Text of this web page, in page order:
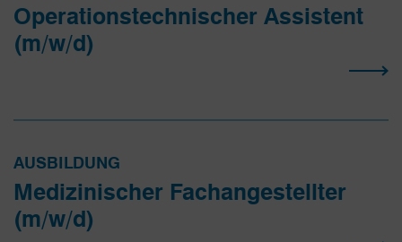
Operations­­technischer Assistent
(m/w/d)
AUSBILDUNG
Medizinischer Fach­angestellter
(m/w/d)